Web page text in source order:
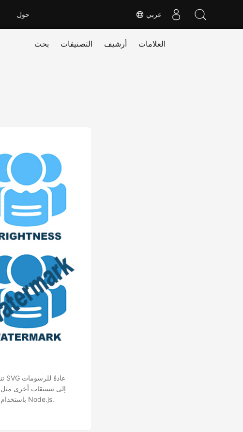
عربي حول
بحث التصنيفات أرشيف العلامات
PNG. في هذه المقالة، سنوضح لك كيفية تحويل الرسومات المتجهة SVG إلى صور PNG باستخدام Node.js.